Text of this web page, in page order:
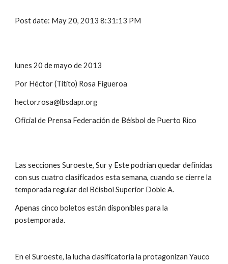
Post date: May 20, 2013 8:31:13 PM
lunes 20 de mayo de 2013
Por Héctor (Titito) Rosa Figueroa
hector.rosa@lbsdapr.org
Oficial de Prensa Federación de Béisbol de Puerto Rico
Las secciones Suroeste, Sur y Este podrían quedar definidas
con sus cuatro clasificados esta semana, cuando se cierre la
temporada regular del Béisbol Superior Doble A.
Apenas cinco boletos están disponibles para la
postemporada.
En el Suroeste, la lucha clasificatoria la protagonizan Yauco